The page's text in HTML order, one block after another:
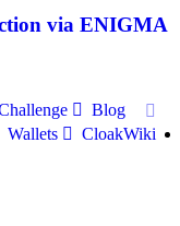
via ENIGMA
Blog
Wallets CloakWiki